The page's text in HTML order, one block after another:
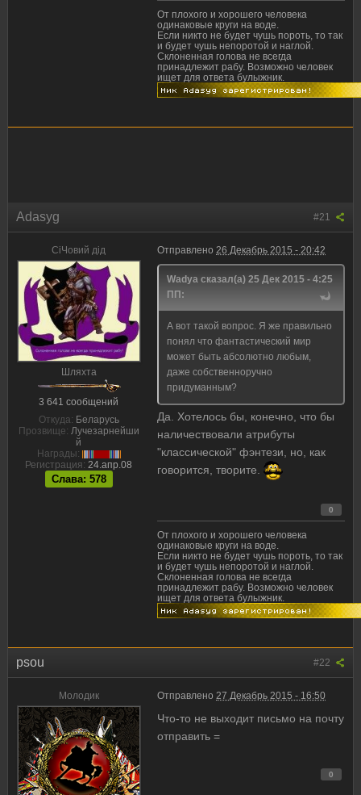
От плохого и хорошего человека
одинаковые круги на воде.
Если никто не будет чушь пороть, то так
и будет чушь непоротой и наглой.
Склоненная голова не всегда
принадлежит рабу. Возможно человек
ищет для ответа булыжник.
#21
Adasyg
CiЧовий дiд
Шляхта
3 641 сообщений
Откуда: Беларусь
Прозвище: Лучезарнейши
й
Награды:
Регистрация: 24.апр.08
Слава: 578
Отправлено 26 Декабрь 2015 - 20:42
Wadya сказал(а) 25 Дек 2015 - 4:25
ПП:
А вот такой вопрос. Я же правильно
понял что фантастический мир
может быть абсолютно любым,
даже собственноручно
придуманным?
Да. Хотелось бы, конечно, что бы
наличествовали атрибуты
"классической" фэнтези, но, как
говорится, творите.
0
От плохого и хорошего человека
одинаковые круги на воде.
Если никто не будет чушь пороть, то так
и будет чушь непоротой и наглой.
Склоненная голова не всегда
принадлежит рабу. Возможно человек
ищет для ответа булыжник.
#22
psou
Молодик Отправлено 27 Декабрь 2015 - 16:50
Что-то не выходит письмо на почту
отправить =
0